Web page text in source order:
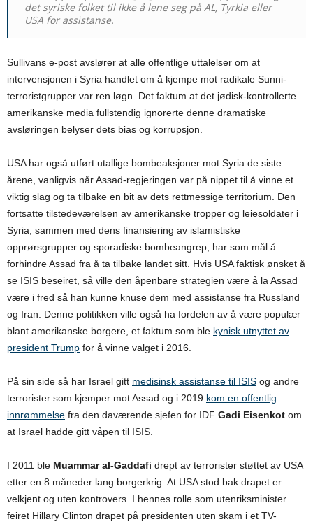
det syriske folket til ikke å lene seg på AL, Tyrkia eller
USA for assistanse.
Sullivans e-post avslører at alle offentlige uttalelser om at
intervensjonen i Syria handlet om å kjempe mot radikale Sunni-
terroristgrupper var ren løgn. Det faktum at det jødisk-kontrollerte
amerikanske media fullstendig ignorerte denne dramatiske
avsløringen belyser dets bias og korrupsjon.
USA har også utført utallige bombeaksjoner mot Syria de siste
årene, vanligvis når Assad-regjeringen var på nippet til å vinne et
viktig slag og ta tilbake en bit av dets rettmessige territorium. Den
fortsatte tilstedeværelsen av amerikanske tropper og leiesoldater i
Syria, sammen med dens finansiering av islamistiske
opprørsgrupper og sporadiske bombeangrep, har som mål å
forhindre Assad fra å ta tilbake landet sitt. Hvis USA faktisk ønsket å
se ISIS beseiret, så ville den åpenbare strategien være å la Assad
være i fred så han kunne knuse dem med assistanse fra Russland
og Iran. Denne politikken ville også ha fordelen av å være populær
blant amerikanske borgere, et faktum som ble kynisk utnyttet av
president Trump for å vinne valget i 2016.
På sin side så har Israel gitt medisinsk assistanse til ISIS og andre
terrorister som kjemper mot Assad og i 2019 kom en offentlig
innrømmelse fra den daværende sjefen for IDF Gadi Eisenkot om
at Israel hadde gitt våpen til ISIS.
I 2011 ble Muammar al-Gaddafi drept av terrorister støttet av USA
etter en 8 måneder lang borgerkrig. At USA stod bak drapet er
velkjent og uten kontrovers. I hennes rolle som utenriksminister
feiret Hillary Clinton drapet på presidenten uten skam i et TV-